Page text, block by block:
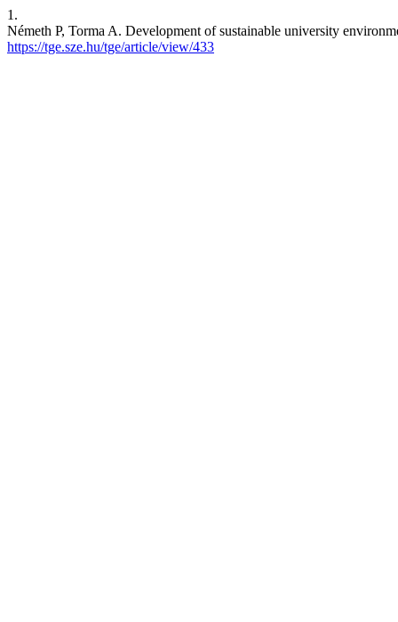
1.
Németh P, Torma A. Development of sustainable university
https://tge.sze.hu/tge/article/view/433